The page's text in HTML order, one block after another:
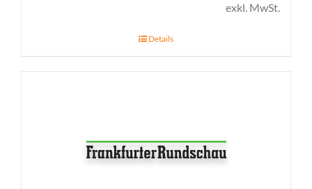
exkl. MwSt.
Details